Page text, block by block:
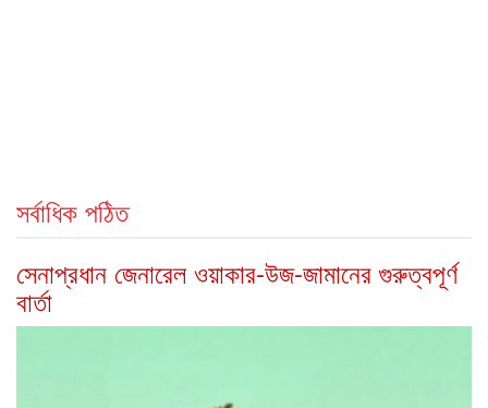
সর্বাধিক পঠিত
সেনাপ্রধান জেনারেল ওয়াকার-উজ-জামানের গুরুত্বপূর্ণ
বার্তা